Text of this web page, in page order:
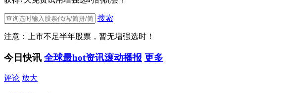
搜索
注意：上市不足半年股票，暂无增强选时！
今日快讯 全球最hot资讯滚动播报 更多
评论 放大